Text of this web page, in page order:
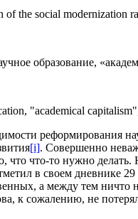
the social modernization
образование,
"academical
реформирования
[i]. Совершенно
что-то нужно
в своем дневнике
а между тем ничто
к сожалению, не